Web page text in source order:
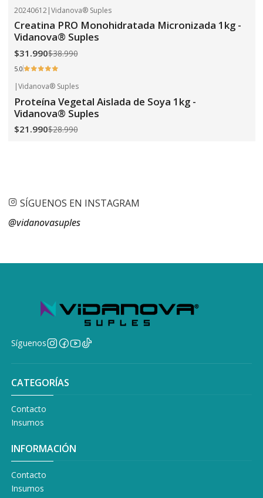
-18% OFF
20240612|Vidanova® Suples
Creatina PRO Monohidratada Micronizada 1kg -
Vidanova® Suples
$31.990$38.990
5.0
-24% OFF
|Vidanova® Suples
Proteína Vegetal Aislada de Soya 1kg -
Vidanova® Suples
$21.990$28.990
SÍGUENOS EN INSTAGRAM
@vidanovasuples
Síguenos
CATEGORÍAS
Contacto
Insumos
INFORMACIÓN
Contacto
Insumos